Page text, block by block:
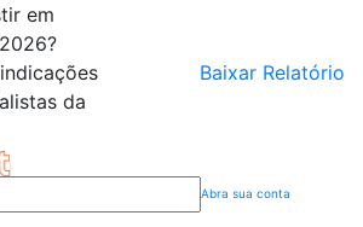
em
da
Baixar Relatório
Abra sua conta